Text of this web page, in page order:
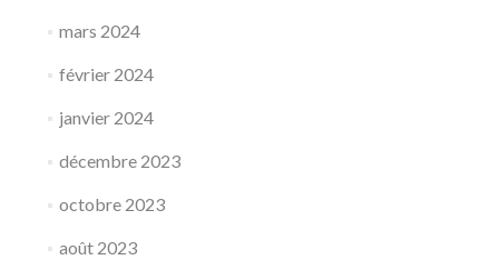
mars 2024
février 2024
janvier 2024
décembre 2023
octobre 2023
août 2023